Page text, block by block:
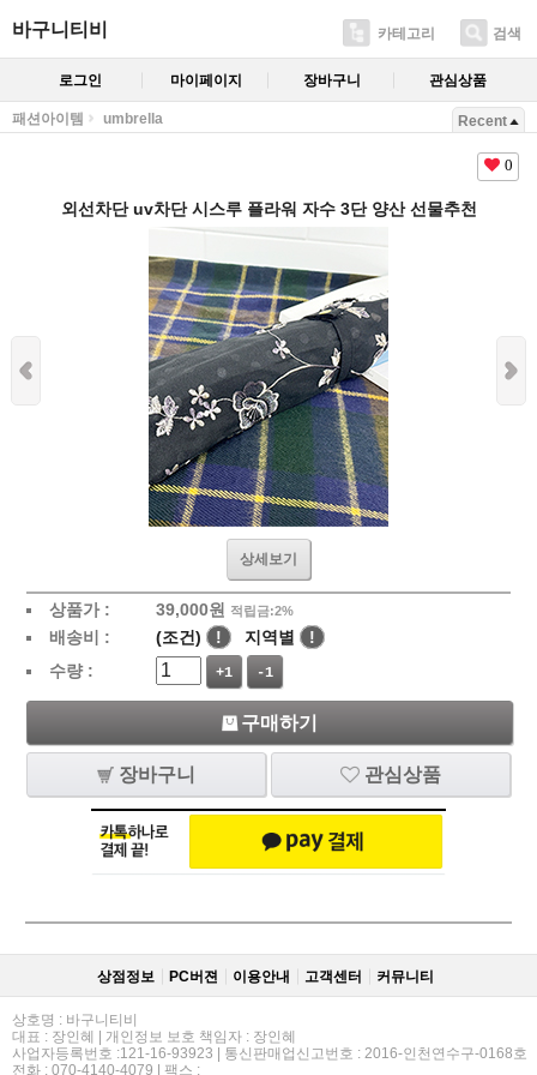
바구니티비 카테고리 검색
로그인 마이페이지 장바구니 관심상품
패션아이템 umbrella Recent
0
외선차단 uv차단 시스루 플라워 자수 3단 양산 선물추천
상세보기
상품가 : 39,000원 적립금:2%
배송비 : (조건) ! 지역별
!
수량 :
+1 -1
구매하기
장바구니 관심상품
상점정보 PC버젼 이용안내 고객센터 커뮤니티
상호명 : 바구니티비
대표 : 장인혜 | 개인정보 보호 책임자 : 장인혜
사업자등록번호 :121-16-93923 | 통신판매업신고번호 : 2016-인천연수구-0168호
전화 : 070-4140-4079 | 팩스 :